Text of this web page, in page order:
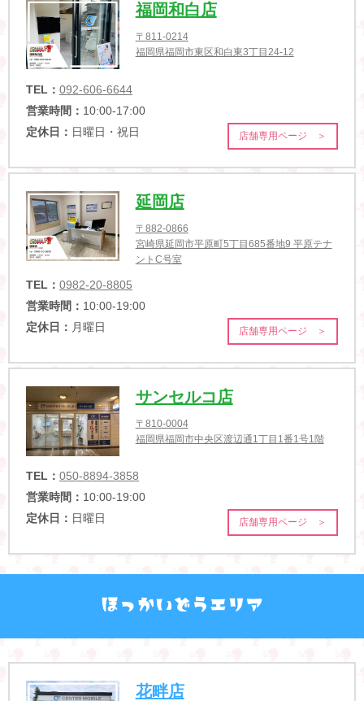
福岡和白店
〒811-0214
福岡県福岡市東区和白東3丁目24-12
TEL： 092-606-6644
営業時間： 10:00-17:00
定休日： 日曜日・祝日 店舗専用ページ ＞
延岡店
〒882-0866
宮崎県延岡市平原町5丁目685番地9 平原テナ
ントC号室
TEL： 0982-20-8805
営業時間： 10:00-19:00
定休日： 月曜日 店舗専用ページ ＞
サンセルコ店
〒810-0004
福岡県福岡市中央区渡辺通1丁目1番1号1階
TEL： 050-8894-3858
営業時間： 10:00-19:00
定休日： 日曜日 店舗専用ページ ＞
花畔店